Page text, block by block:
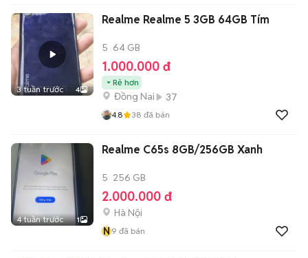
3 tuần trước 4
Realme Realme 5 3GB 64GB Tím
5 64 GB
1.000.000 đ
Rẻ hơn
Đồng Nai 37
4.8 38 đã bán
4 tuần trước 1
Realme C65s 8GB/256GB Xanh
5 256 GB
2.000.000 đ
Hà Nội
N9 đã bán